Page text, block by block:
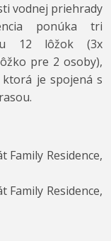
vodnej priehrady
ponúka tri
12 lôžok (3x
pre 2 osoby),
je spojená s